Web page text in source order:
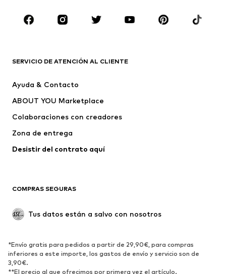
MARCAS
PUMA
ADIDAS SPORTSWEAR
new balance
SERVICIO DE ATENCIÓN AL CLIENTE
Ayuda & Contacto
ABOUT YOU Marketplace
Colaboraciones con creadores
Zona de entrega
Desistir del contrato aquí
COMPRAS SEGURAS
Tus datos están a salvo con nosotros
*Envío gratis para pedidos a partir de 29,90€, para compras
inferiores a este importe, los gastos de envío y servicio son de
3,90€.
**El precio al que ofrecimos por primera vez el artículo.